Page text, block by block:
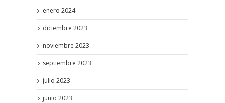
enero 2024
diciembre 2023
noviembre 2023
septiembre 2023
julio 2023
junio 2023